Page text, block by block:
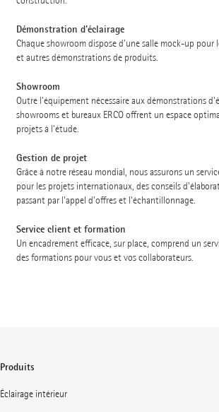
Démonstration d'éclairage
Chaque showroom dispose d'une salle mock-up pour
et autres démonstrations de produits.
Showroom
Outre l'équipement nécessaire aux démonstrations
showrooms et bureaux ERCO offrent un espace
projets à l'étude.
Gestion de projet
Grâce à notre réseau mondial, nous assurons un
pour les projets internationaux, des conseils
passant par l'appel d'offres et l'échantillonnage.
Service client et formation
Un encadrement efficace, sur place, comprend un
des formations pour vous et vos collaborateurs.
Produits
Éclairage intérieur